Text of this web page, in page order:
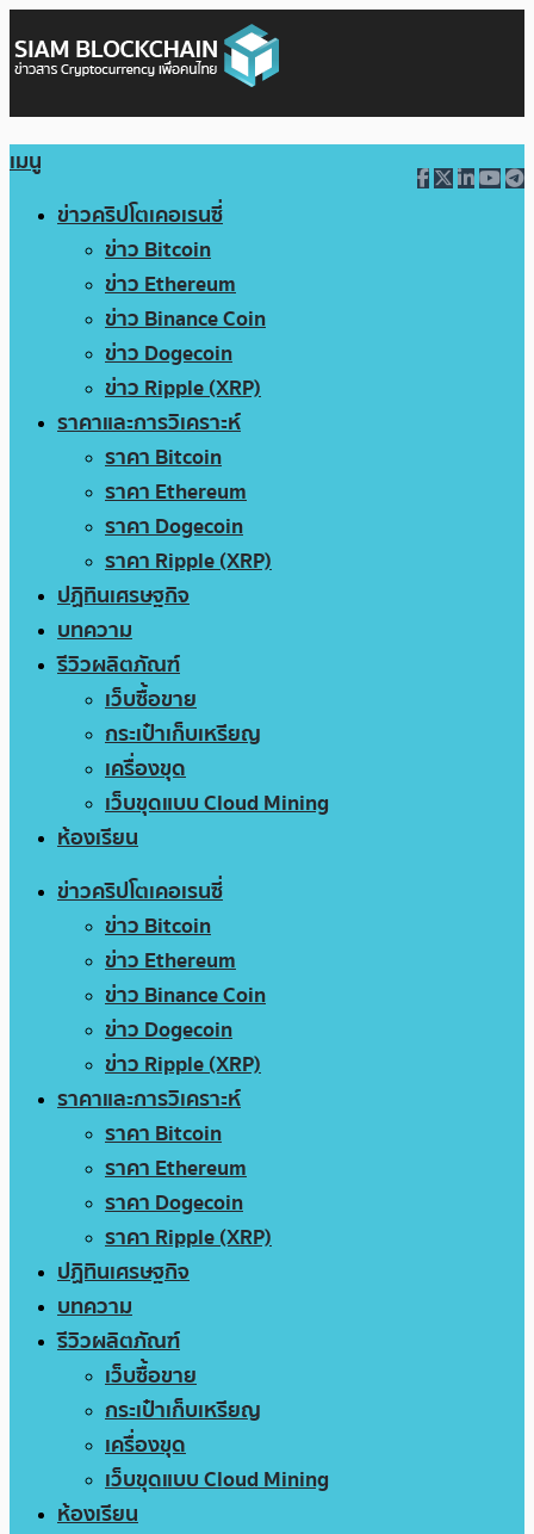
เมนู
ข่าวคริปโตเคอเรนซี่
ข่าว Bitcoin
ข่าว Ethereum
ข่าว Binance Coin
ข่าว Dogecoin
ข่าว Ripple (XRP)
ราคาและการวิเคราะห์
ราคา Bitcoin
ราคา Ethereum
ราคา Dogecoin
ราคา Ripple (XRP)
ปฏิทินเศรษฐกิจ
บทความ
รีวิวผลิตภัณฑ์
เว็บซื้อขาย
กระเป๋าเก็บเหรียญ
เครื่องขุด
เว็บขุดแบบ Cloud Mining
ห้องเรียน
ข่าวคริปโตเคอเรนซี่
ข่าว Bitcoin
ข่าว Ethereum
ข่าว Binance Coin
ข่าว Dogecoin
ข่าว Ripple (XRP)
ราคาและการวิเคราะห์
ราคา Bitcoin
ราคา Ethereum
ราคา Dogecoin
ราคา Ripple (XRP)
ปฏิทินเศรษฐกิจ
บทความ
รีวิวผลิตภัณฑ์
เว็บซื้อขาย
กระเป๋าเก็บเหรียญ
เครื่องขุด
เว็บขุดแบบ Cloud Mining
ห้องเรียน